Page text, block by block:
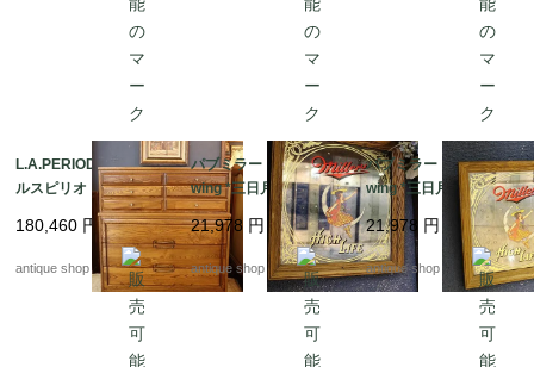
L.A.PERIOD (ロサンゼ
ルスピリオド)社 ハイ
180,460 円
antique shop at's
パブミラー Miller Bre
wing *三日月と女性 T
ype2
21,978 円
antique shop at's
パブミラー Miller Bre
wing *三日月と女性 T
ype1
21,978 円
antique shop at's